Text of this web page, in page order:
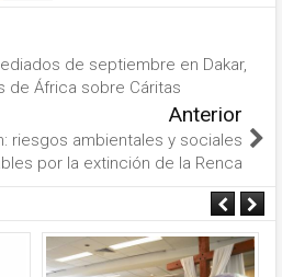
de septiembre en Dakar,
de África sobre Cáritas
Anterior
riesgos ambientales y sociales
por la extinción de la Renca